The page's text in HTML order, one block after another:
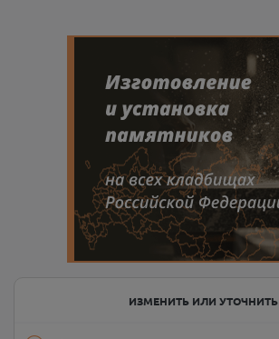
ИЗМЕНИТЬ ИЛИ УТОЧНИТЬ